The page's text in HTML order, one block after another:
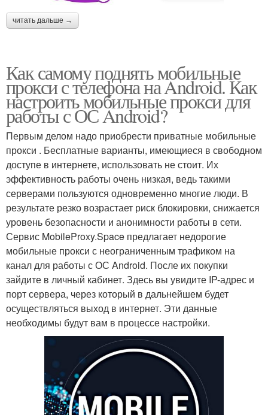
читать дальше →
Как самому поднять мобильные
прокси с телефона на Android. Как
настроить мобильные прокси для
работы с ОС Android?
Первым делом надо приобрести приватные мобильные
прокси . Бесплатные варианты, имеющиеся в свободном
доступе в интернете, использовать не стоит. Их
эффективность работы очень низкая, ведь такими
серверами пользуются одновременно многие люди. В
результате резко возрастает риск блокировки, снижается
уровень безопасности и анонимности работы в сети.
Сервис MobileProxy.Space предлагает недорогие
мобильные прокси с неограниченным трафиком на
канал для работы с ОС Android. После их покупки
зайдите в личный кабинет. Здесь вы увидите IP-адрес и
порт сервера, через который в дальнейшем будет
осуществляться выход в интернет. Эти данные
необходимы будут вам в процессе настройки.